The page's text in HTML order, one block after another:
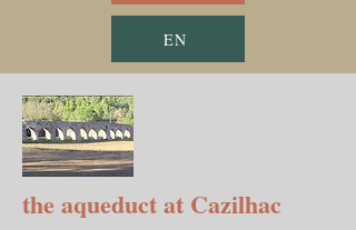
the aqueduct at Cazilhac
EN